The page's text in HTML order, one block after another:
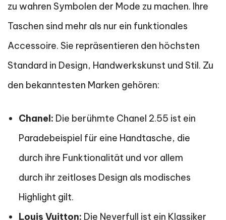
zu wahren Symbolen der Mode zu machen. Ihre
Taschen sind mehr als nur ein funktionales
Accessoire. Sie repräsentieren den höchsten
Standard in Design, Handwerkskunst und Stil. Zu
den bekanntesten Marken gehören:
Chanel: Die berühmte Chanel 2.55 ist ein
Paradebeispiel für eine Handtasche, die
durch ihre Funktionalität und vor allem
durch ihr zeitloses Design als modisches
Highlight gilt.
Louis Vuitton: Die Neverfull ist ein Klassiker